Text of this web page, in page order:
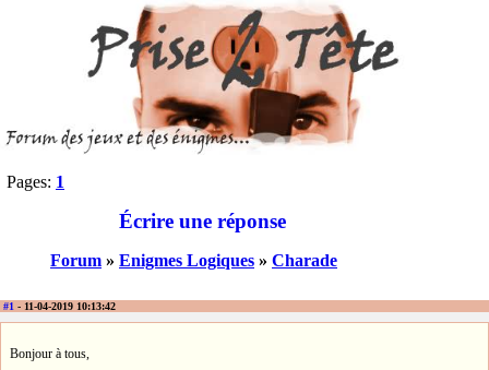
Pages: 1
Écrire une réponse
Forum » Enigmes Logiques » Charade
#1 - 11-04-2019 10:13:42
Bonjour à tous,